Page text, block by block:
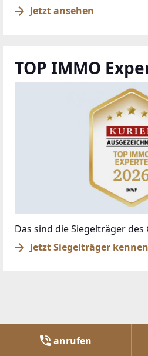
Jetzt ansehen
TOP IMMO
Das sind die Siegelträger des
Jetzt Siegelträger
anrufen